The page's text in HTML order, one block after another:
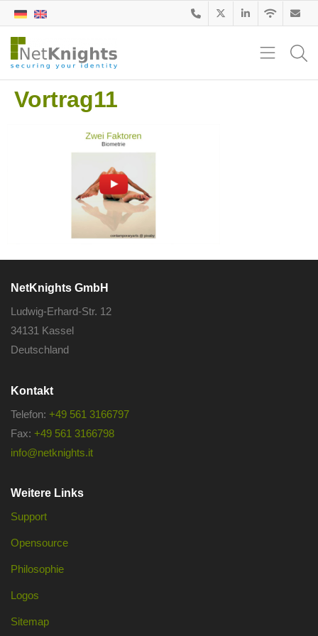
Vortrag11
NetKnights GmbH
Ludwig-Erhard-Str. 12
34131 Kassel
Deutschland
Kontakt
Telefon: +49 561 3166797
Fax: +49 561 3166798
info@netknights.it
Weitere Links
Support
Opensource
Philosophie
Logos
Sitemap